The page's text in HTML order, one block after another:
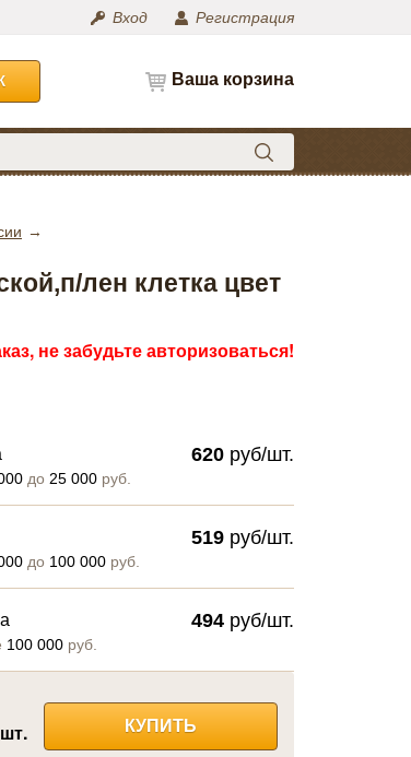
Вход Регистрация
Ваша корзина
лен клетка цвет
не забудьте авторизоваться!
до 25 000руб.
620 руб/шт.
до 100 000руб.
519 руб/шт.
100 000руб.
494 руб/шт.
шт. КУПИТЬ